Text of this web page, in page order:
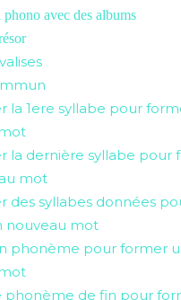
avec des albums
la 1ere syllabe pour
la dernière syllabe pour
mot
des syllabes données
nouveau mot
phonème pour former
phonème de fin pour